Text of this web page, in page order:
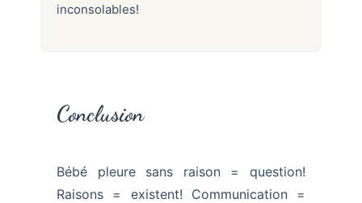
inconsolables!
Conclusion
Bébé pleure sans raison = question!
Raisons = existent! Communication =